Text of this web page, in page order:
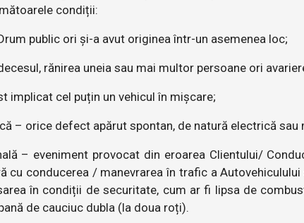
condiții:
public ori și-a avut originea într-un asemenea loc;
rănirea uneia sau mai multor persoane ori
implicat cel puțin un vehicul în mișcare;
– orice defect apărut spontan, de natură electrică
– eveniment provocat din eroarea Clientului/
cu conducerea / manevrarea în trafic a
în condiții de securitate, cum ar fi lipsa de
de cauciuc dubla (la doua roți).